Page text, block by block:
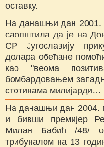
оставку.
На данашњи дан 2001.
саопштила да је на
СР Југославију
долара обећане
као "веома
бомбардовањем
стотинама милијарди…
На данашњи дан 2004.
и бивши премијер
Милан Бабић /48/
трибуналом на 13